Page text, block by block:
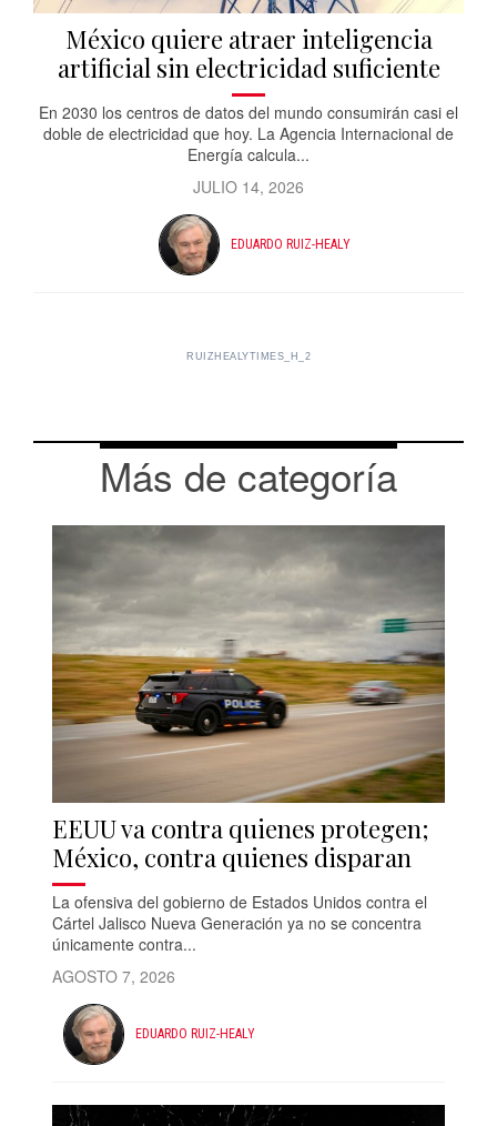
México quiere atraer inteligencia
artificial sin electricidad suficiente
En 2030 los centros de datos del mundo consumirán casi el
doble de electricidad que hoy. La Agencia Internacional de
Energía calcula...
JULIO 14, 2026
EDUARDO RUIZ-HEALY
RUIZHEALYTIMES_H_2
Más de categoría
EEUU va contra quienes protegen;
México, contra quienes disparan
La ofensiva del gobierno de Estados Unidos contra el
Cártel Jalisco Nueva Generación ya no se concentra
únicamente contra...
AGOSTO 7, 2026
EDUARDO RUIZ-HEALY